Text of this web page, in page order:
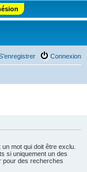
Connexion
un mot qui doit être exclu.
si uniquement un des
pour des recherches